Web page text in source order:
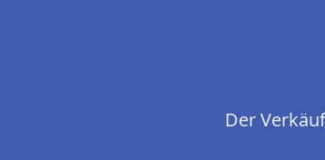
Der